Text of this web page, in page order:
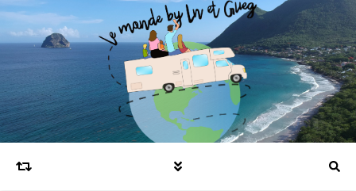
Blog voyages en famille et expatriation